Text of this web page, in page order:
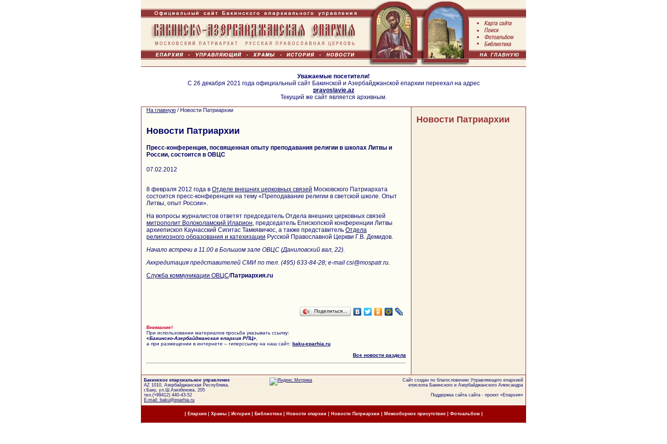
Уважаемые посетители!
С 26 декабря 2021 года официальный сайт Бакинской и Азербайджанской епархии переехал на адрес
pravoslavie.az
Текущий же сайт является архивным.
На главную / Новости Патриархии
Новости Патриархии
Пресс-конференция, посвященная опыту преподавания религии в школах Литвы и
России, состоится в ОВЦС
07.02.2012
8 февраля 2012 года в Отделе внешних церковных связей Московского Патриархата
состоится пресс-конференция на тему «Преподавание религии в светской школе. Опыт
Литвы, опыт России».
На вопросы журналистов ответят председатель Отдела внешних церковных связей
митрополит Волоколамский Иларион, председатель Епископской конференции Литвы
архиепископ Каунасский Сигитас Тамкявичюс, а также представитель Отдела
религиозного образования и катехизации Русской Православной Церкви Г.В. Демидов.
Начало встречи в 11.00 в Большом зале ОВЦС (Даниловский вал, 22).
Аккредитация представителей СМИ по тел. (495) 633-84-28; e-mail csi@mospatr.ru.
Служба коммуникации ОВЦС/Патриархия.ru
Поделиться…
Внимание!
При использовании материалов просьба указывать ссылку:
«Бакинско-Азербайджанская епархия РПЦ»
а при размещении в интернете – гиперссылку на наш сайт: baku-eparhia.ru
Все новости раздела
Новости Патриархии
Бакинское епархиальное управление
AZ 1010, Азербайджанская Республика,
г.Баку, ул.Ш.Азизбекова, 205
тел.(+99412) 440-43-52
E-mail: baku@eparhia.ru
Сайт создан по благословению Управляющего епархией
епископа Бакинского и Азербайджанского Александра
Поддержка сайта сайта - проект «Епархия»
Епархия| Храмы История| Библиотека Новости епархии Новости Патриархии Межсоборное присутствие| Фотоальбом